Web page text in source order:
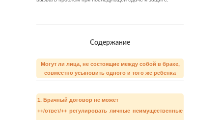
Содержание
Могут ли лица, не состоящие между собой в браке,
совместно усыновить одного и того же ребенка
1. Брачный договор не может
++/ответ/++ регулировать личные неимущественные